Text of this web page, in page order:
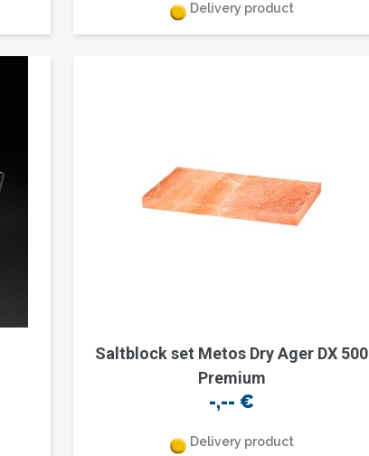
Delivery product
Saltblock set Metos Dry Ager DX 500
Premium
-,-- €
Delivery product